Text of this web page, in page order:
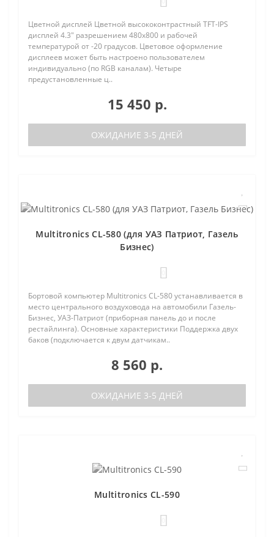
Цветной дисплей Цветной высококонтрастный TFT-IPS
дисплей 4.3" разрешением 480х800 и рабочей
температурой от -20 градусов. Цветовое оформление
дисплеев может быть настроено пользователем
индивидуально (по RGB каналам). Четыре
предустановленные ц..
15 450 р.
ОЖИДАНИЕ 3-5 ДНЕЙ
Multitronics CL-580 (для УАЗ Патриот, Газель
Бизнес)
Бортовой компьютер Multitronics CL-580 устанавливается в
место центрального воздуховода на автомобили Газель-
Бизнес, УАЗ-Патриот (приборная панель до и после
рестайлинга). Основные характеристики Поддержка двух
баков (подключается к двум датчикам..
8 560 р.
ОЖИДАНИЕ 3-5 ДНЕЙ
Multitronics CL-590